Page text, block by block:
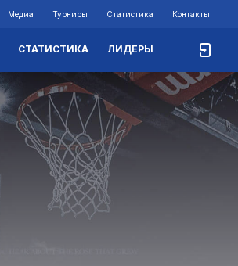
Медиа Турниры Статистика Контакты
СТАТИСТИКА ЛИДЕРЫ